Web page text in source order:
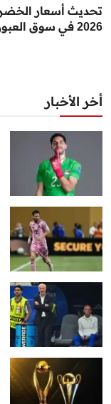
2026 في سوق العبور الطماطم تبدأ من 5 جنيهات
أخر الأخبار